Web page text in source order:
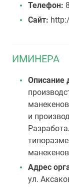
Телефон:
Сайт:
ИМИНЕРА
Описание
и
Адрес
ул.